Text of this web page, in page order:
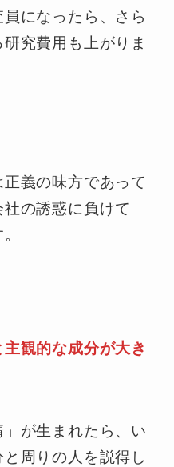
になったら、さら
究費用も上がりま
義の味方であって
の誘惑に負けて
観的な成分が大き
が生まれたら、い
周りの人を説得し